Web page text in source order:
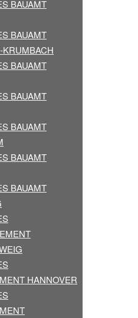
BAUAMT
BAUAMT
BAUAMT
BAUAMT
BAUAMT
BAUAMT
BAUAMT
HANNOVER